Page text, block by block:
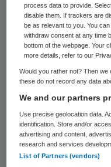
De 52-jarige
in mei
mishandeling,
geschrifte. Ook
register, terwijl
arts daartoe
process data to provide.
disable them. If trackers are
be as relevant to you. You
withdraw consent at any time
bottom of the webpage. Your
more details, refer to our
Would you rather not? Then we
these do not record any data
We and our partners
Use precise geolocation data.
identification. Store and/or
advertising and content,
research and services
List of Partners (vendors)